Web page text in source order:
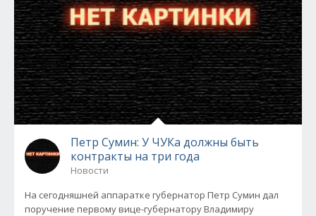
Петр Сумин: У ЧУКа должны быть
контракты на три года
Новости
На сегодняшней аппаратке губернатор Петр Сумин дал
поручение первому вице-губернатору Владимиру